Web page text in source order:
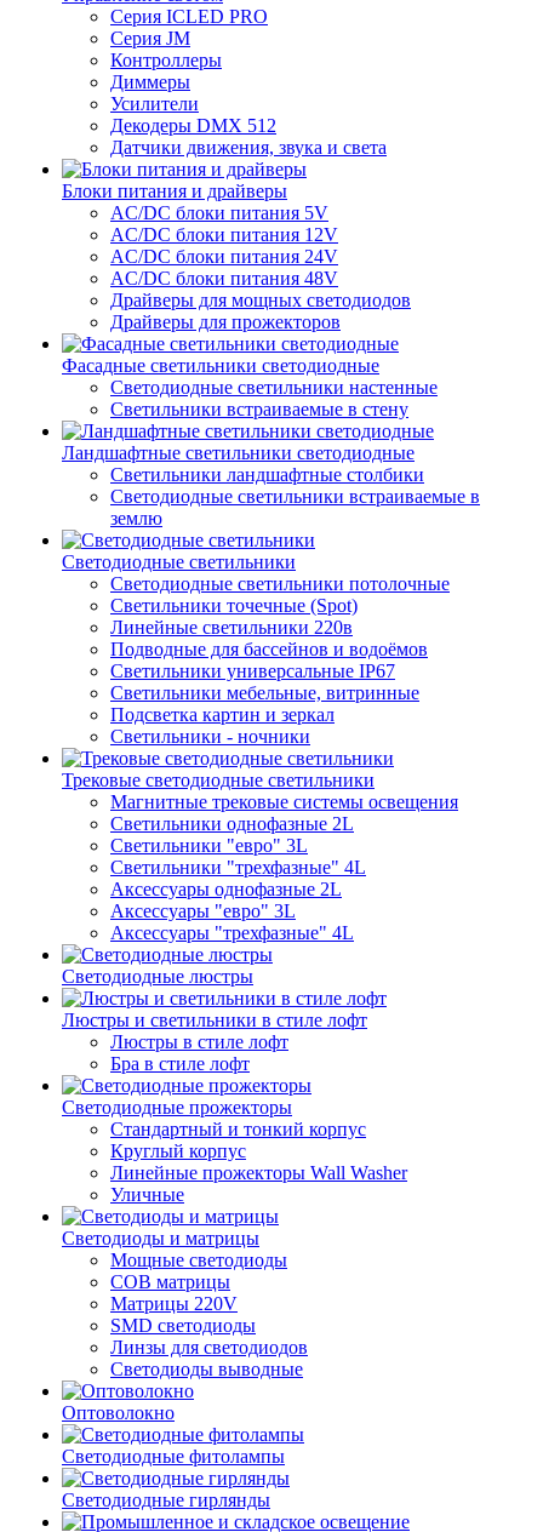
Серия ICLED PRO
Серия JM
Контроллеры
Диммеры
Усилители
Декодеры DMX 512
Датчики движения, звука и света
Блоки питания и драйверы
AC/DC блоки питания 5V
AC/DC блоки питания 12V
AC/DC блоки питания 24V
AC/DC блоки питания 48V
Драйверы для мощных светодиодов
Драйверы для прожекторов
Фасадные светильники светодиодные
Светодиодные светильники настенные
Светильники встраиваемые в стену
Ландшафтные светильники светодиодные
Светильники ландшафтные столбики
Светодиодные светильники встраиваемые в
землю
Светодиодные светильники
Светодиодные светильники потолочные
Светильники точечные (Spot)
Линейные светильники 220в
Подводные для бассейнов и водоёмов
Светильники универсальные IP67
Светильники мебельные, витринные
Подсветка картин и зеркал
Светильники - ночники
Трековые светодиодные светильники
Магнитные трековые системы освещения
Светильники однофазные 2L
Светильники "евро" 3L
Светильники "трехфазные" 4L
Аксессуары однофазные 2L
Аксессуары "евро" 3L
Аксессуары "трехфазные" 4L
Светодиодные люстры
Люстры и светильники в стиле лофт
Люстры в стиле лофт
Бра в стиле лофт
Светодиодные прожекторы
Стандартный и тонкий корпус
Круглый корпус
Линейные прожекторы Wall Washer
Уличные
Светодиоды и матрицы
Мощные светодиоды
COB матрицы
Матрицы 220V
SMD светодиоды
Линзы для светодиодов
Светодиоды выводные
Оптоволокно
Светодиодные фитолампы
Светодиодные гирлянды